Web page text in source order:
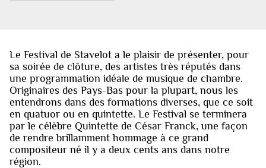
Le Festival de Stavelot a le plaisir de présenter, pour
sa soirée de clôture, des artistes très réputés dans
une programmation idéale de musique de chambre.
Originaires des Pays-Bas pour la plupart, nous les
entendrons dans des formations diverses, que ce soit
en quatuor ou en quintette. Le Festival se terminera
par le célèbre Quintette de César Franck, une façon
de rendre brillamment hommage à ce grand
compositeur né il y a deux cents ans dans notre
région.